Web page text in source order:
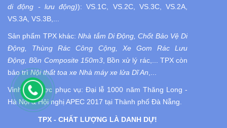
di động - lưu động)): VS.1C, VS.2C, VS.3C, VS.2A,
VS.3A, VS.3B,...
Sản phẩm TPX khác:Nhà tắm Di Động, Chốt Bảo Vệ Di
Động, Thùng Rác Công Cộng, Xe Gom Rác Lưu
Động, Bồn Composite 150m3 , Bồn xử lý rác,... TPX còn
bảo trìNội thất toa xe Nhà máy xe lửa Dĩ An
Vinh dự được phục vụ:Đại lễ 1000 năm Thăng Long -
Hà Nội& Hội nghị APEC 2017 tại Thành phố Đà Nẵng.
TPX - CHẤT LƯỢNG LÀ DANH DỰ!